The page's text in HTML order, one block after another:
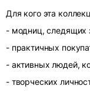
Для кого эта
- модниц, следящих
- практичных
- активных людей,
- творческих